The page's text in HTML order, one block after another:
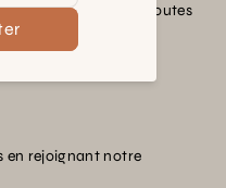
pratiques et toutes
en rejoignant notre